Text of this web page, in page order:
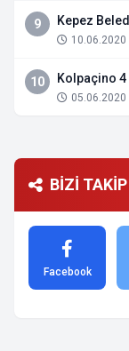
9 Kepez
10.06.2020
10 Kolpaçino
05.06.2020
BİZİ TAKİP
Facebook